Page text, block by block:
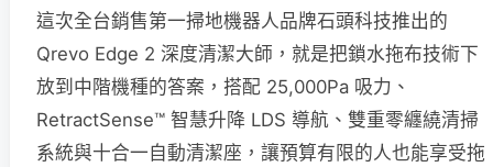
這次全台銷售第一掃地機器人品牌石頭科技推出的
Qrevo Edge 2 深度清潔大師，就是把鎖水拖布技術下
放到中階機種的答案，搭配 25,000Pa 吸力、
RetractSense™ 智慧升降 LDS 導航、雙重零纏繞清掃
系統與十合一自動清潔座，讓預算有限的人也能享受拖